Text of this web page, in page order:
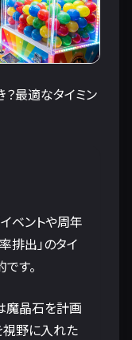
最適なタイミン
ベントや周年
排出」のタイ
す。
魔晶石を計画
視野に入れた